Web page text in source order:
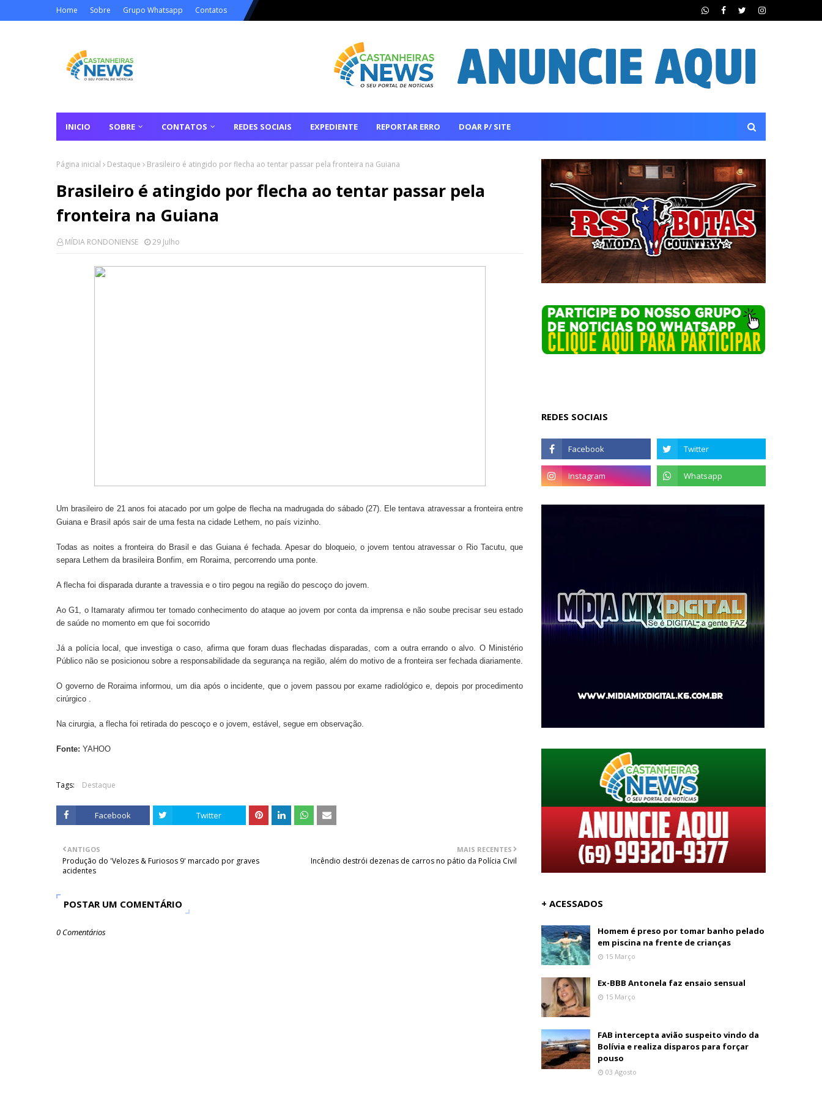
Home Sobre Grupo Whatsapp Contatos
INICIO SOBRE CONTATOS REDES SOCIAIS EXPEDIENTE REPORTAR ERRO DOAR P/ SITE
Página inicial Destaque Brasileiro é atingido por flecha ao tentar passar pela fronteira na Guiana
Brasileiro é atingido por flecha ao tentar passar pela
fronteira na Guiana
MÍDIA RONDONIENSE 29 Julho
Um brasileiro de 21 anos foi atacado por um golpe de flecha na madrugada do sábado (27). Ele tentava atravessar a fronteira entre
Guiana e Brasil após sair de uma festa na cidade Lethem, no país vizinho.
Todas as noites a fronteira do Brasil e das Guiana é fechada. Apesar do bloqueio, o jovem tentou atravessar o Rio Tacutu, que
separa Lethem da brasileira Bonfim, em Roraima, percorrendo uma ponte.
A flecha foi disparada durante a travessia e o tiro pegou na região do pescoço do jovem.
Ao G1, o Itamaraty afirmou ter tomado conhecimento do ataque ao jovem por conta da imprensa e não soube precisar seu estado
de saúde no momento em que foi socorrido
Já a polícia local, que investiga o caso, afirma que foram duas flechadas disparadas, com a outra errando o alvo. O Ministério
Público não se posicionou sobre a responsabilidade da segurança na região, além do motivo de a fronteira ser fechada diariamente.
O governo de Roraima informou, um dia após o incidente, que o jovem passou por exame radiológico e, depois por procedimento
cirúrgico .
Na cirurgia, a flecha foi retirada do pescoço e o jovem, estável, segue em observação.
Fonte: YAHOO
Tags: Destaque
Facebook Twitter
MAIS RECENTES
Incêndio destrói dezenas de carros no pátio da Polícia Civil
ANTIGOS
Produção do 'Velozes & Furiosos 9' marcado por graves
acidentes
POSTAR UM COMENTÁRIO
0 Comentários
REDES SOCIAIS
+ ACESSADOS
Homem é preso por tomar banho pelado
em piscina na frente de crianças
15 Março
Ex-BBB Antonela faz ensaio sensual
15 Março
FAB intercepta avião suspeito vindo da
Bolívia e realiza disparos para forçar
pouso
03 Agosto